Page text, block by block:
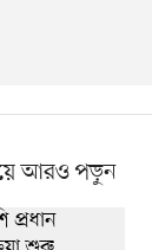
আরও পড়ুন